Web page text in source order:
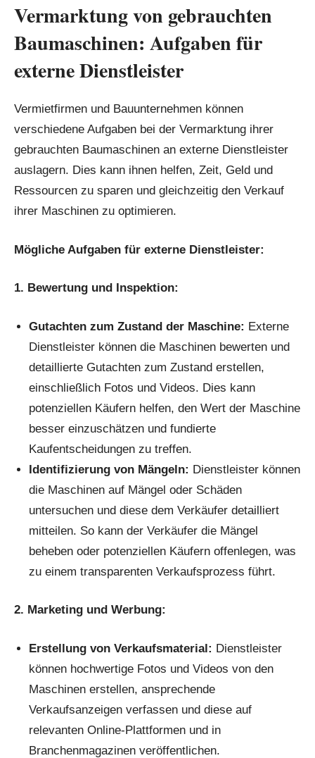
Vermarktung von gebrauchten
Baumaschinen: Aufgaben für
externe Dienstleister
Vermietfirmen und Bauunternehmen können
verschiedene Aufgaben bei der Vermarktung ihrer
gebrauchten Baumaschinen an externe Dienstleister
auslagern. Dies kann ihnen helfen, Zeit, Geld und
Ressourcen zu sparen und gleichzeitig den Verkauf
ihrer Maschinen zu optimieren.
Mögliche Aufgaben für externe Dienstleister:
1. Bewertung und Inspektion:
Gutachten zum Zustand der Maschine: Externe
Dienstleister können die Maschinen bewerten und
detaillierte Gutachten zum Zustand erstellen,
einschließlich Fotos und Videos. Dies kann
potenziellen Käufern helfen, den Wert der Maschine
besser einzuschätzen und fundierte
Kaufentscheidungen zu treffen.
Identifizierung von Mängeln: Dienstleister können
die Maschinen auf Mängel oder Schäden
untersuchen und diese dem Verkäufer detailliert
mitteilen. So kann der Verkäufer die Mängel
beheben oder potenziellen Käufern offenlegen, was
zu einem transparenten Verkaufsprozess führt.
2. Marketing und Werbung:
Erstellung von Verkaufsmaterial: Dienstleister
können hochwertige Fotos und Videos von den
Maschinen erstellen, ansprechende
Verkaufsanzeigen verfassen und diese auf
relevanten Online-Plattformen und in
Branchenmagazinen veröffentlichen.